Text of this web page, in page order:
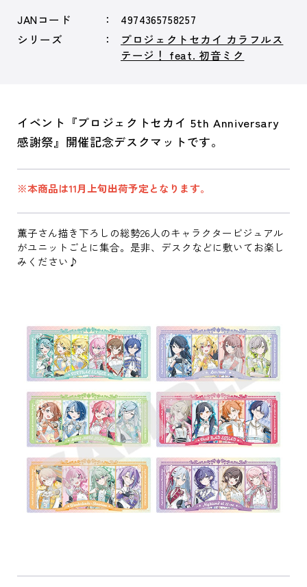
JANコード
4974365758257
シリーズ
プロジェクトセカイ カラフルス
テージ！ feat. 初音ミク
イベント『プロジェクトセカイ 5th Anniversary
感謝祭』開催記念デスクマットです。
※本商品は11月上旬出荷予定となります。
薫子さん描き下ろしの総勢26人のキャラクタービジュアル
がユニットごとに集合。是非、デスクなどに敷いてお楽し
みください♪